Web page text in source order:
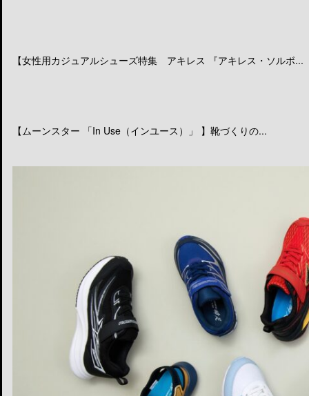
【女性用カジュアルシューズ特集 アキレス 『アキレス・ソルボ...
【ムーンスター 「In Use（インユース）」 】靴づくりの...